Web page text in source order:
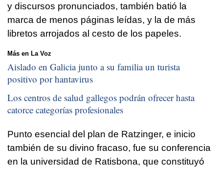
y discursos pronunciados, también batió la
marca de menos páginas leídas, y la de más
libretos arrojados al cesto de los papeles.
Más en La Voz
Aislado en Galicia junto a su familia un turista
positivo por hantavirus
Los centros de salud gallegos podrán ofrecer hasta
catorce categorías profesionales
Punto esencial del plan de Ratzinger, e inicio
también de su divino fracaso, fue su conferencia
en la universidad de Ratisbona, que constituyó